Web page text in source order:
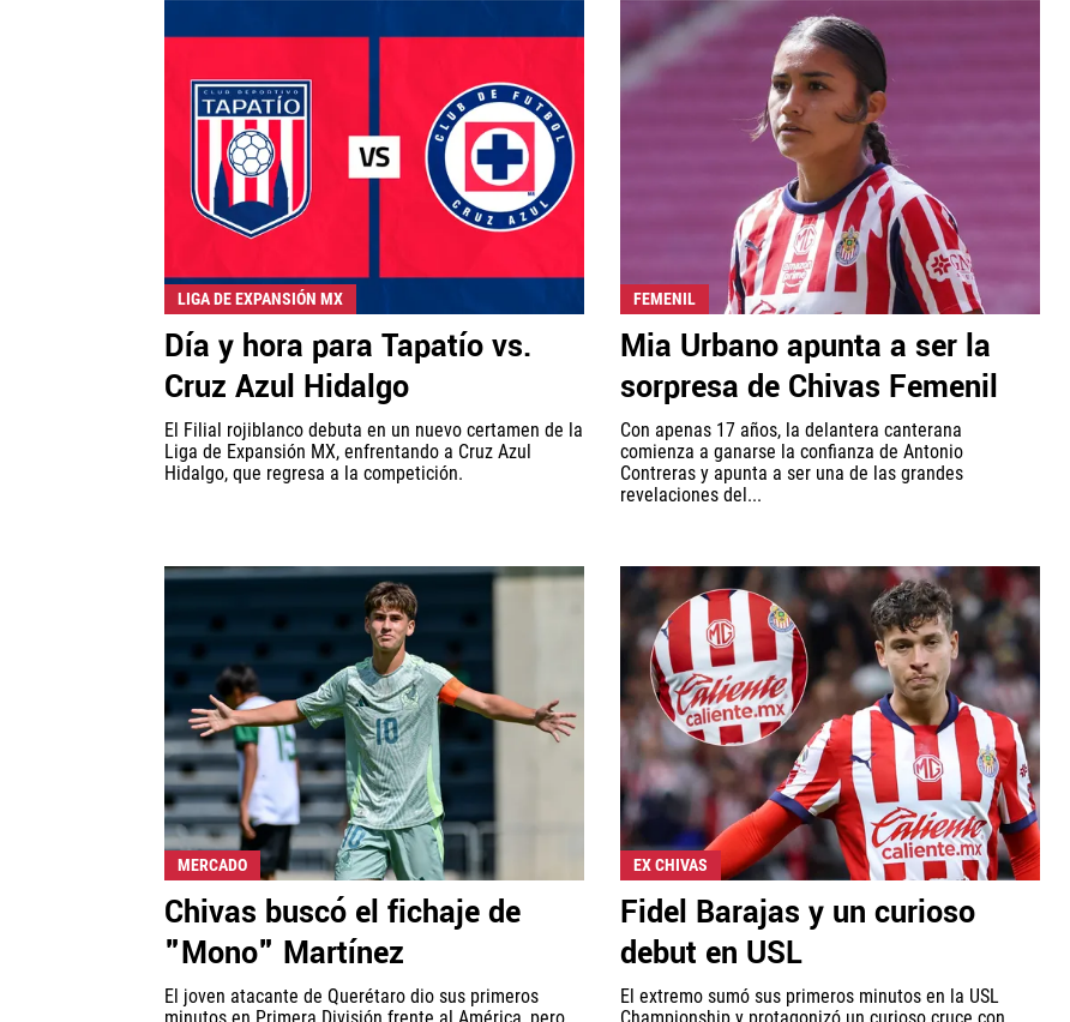
LIGA DE EXPANSIÓN MX
Día y hora para Tapatío vs.
Cruz Azul Hidalgo
El Filial rojiblanco debuta en un nuevo certamen de la
Liga de Expansión MX, enfrentando a Cruz Azul
Hidalgo, que regresa a la competición.
FEMENIL
Mia Urbano apunta a ser la
sorpresa de Chivas Femenil
Con apenas 17 años, la delantera canterana
comienza a ganarse la confianza de Antonio
Contreras y apunta a ser una de las grandes
revelaciones del...
MERCADO
Chivas buscó el fichaje de
"Mono" Martínez
El joven atacante de Querétaro dio sus primeros
EX CHIVAS
Fidel Barajas y un curioso
debut en USL
El extremo sumó sus primeros minutos en la USL